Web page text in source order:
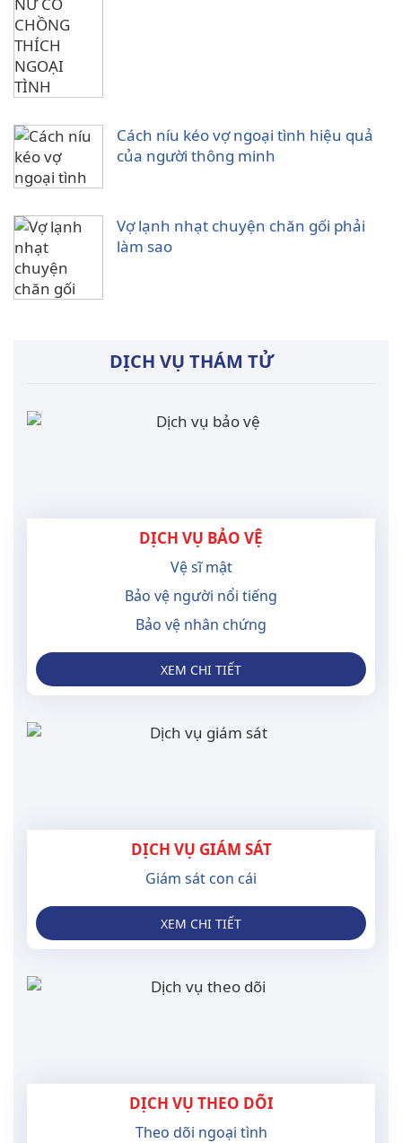
Cách níu kéo vợ ngoại tình hiệu quả
của người thông minh
Vợ lạnh nhạt chuyện chăn gối phải
làm sao
DỊCH VỤ THÁM TỬ
DỊCH VỤ BẢO VỆ
Vệ sĩ mật
Bảo vệ người nổi tiếng
Bảo vệ nhân chứng
XEM CHI TIẾT
DỊCH VỤ GIÁM SÁT
Giám sát con cái
XEM CHI TIẾT
DỊCH VỤ THEO DÕI
Theo dõi ngoại tình